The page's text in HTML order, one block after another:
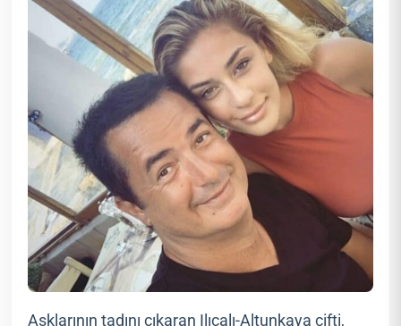
Aşklarının tadını çıkaran Ilıcalı-Altunkaya çifti,